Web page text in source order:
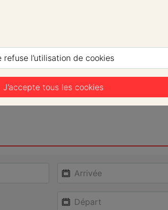
refuse l’utilisation de cookies
J’accepte tous les cookies